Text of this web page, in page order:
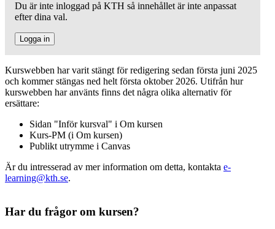
Du är inte inloggad på KTH så innehållet är inte anpassat
efter dina val.
Logga in
Kurswebben har varit stängt för redigering sedan första juni 2025
och kommer stängas ned helt första oktober 2026. Utifrån hur
kurswebben har använts finns det några olika alternativ för
ersättare:
Sidan "Inför kursval" i Om kursen
Kurs-PM (i Om kursen)
Publikt utrymme i Canvas
Är du intresserad av mer information om detta, kontakta e-
learning@kth.se.
Har du frågor om kursen?